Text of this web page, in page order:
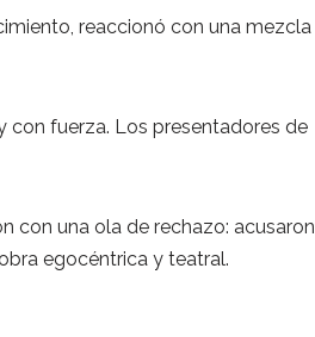
reaccionó con una mezcla
con fuerza. Los presentadores de
con una ola de rechazo: acusaron
egocéntrica y teatral.